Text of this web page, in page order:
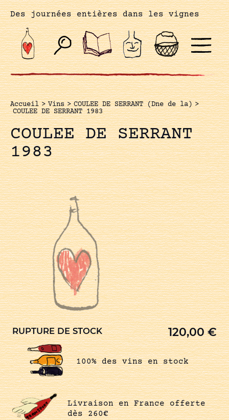
Des journées entières dans les vignes
Accueil > Vins > COULEE DE SERRANT (Dne de la) >
COULEE DE SERRANT 1983
COULEE DE SERRANT
1983
RUPTURE DE STOCK 120,00€
100% des vins en stock
Livraison en France offerte
dès 260€